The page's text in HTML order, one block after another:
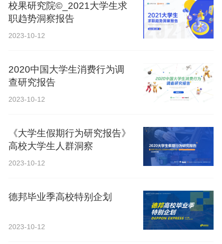
校果研究院©_2021大学生求
职趋势洞察报告
2023-10-12
2020中国大学生消费行为调
查研究报告
2023-10-12
《大学生假期行为研究报告》
高校大学生人群洞察
2023-10-12
德邦毕业季高校特别企划
2023-10-12